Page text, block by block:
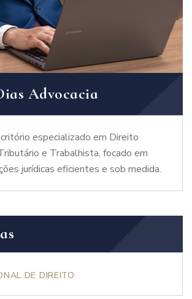
Advocacia
especializado em Direito
e Trabalhista, focado em
jurídicas eficientes e sob medida.
DE DIREITO